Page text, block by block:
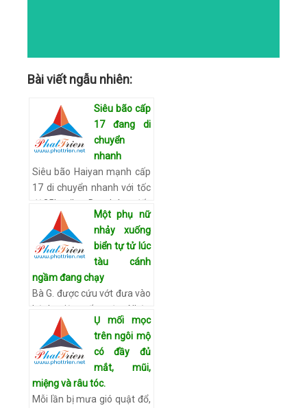
Bài viết ngẫu nhiên:
Siêu bão cấp
17 đang di
chuyển
nhanh
Siêu bão Haiyan mạnh cấp
17 di chuyển nhanh với tốc
độ35km/h. Dự báo đến
rạng sáng mai (9/11) bão
cách đảo Song Tử Tây
360km. Chiều nay Thủ
Xem chi tiết
Một phụ nữ
nhảy xuống
biển tự tử lúc
tàu cánh
ngầm đang chạy
Bà G. được cứu vớt đưa vào
bệnh viện cấp cứu Nhận
được thông tin của nhân
viên, thuyền trưởng tàu
Đổng Văn Danh đã nhanh
chóng thông báo cho các
cơ… Xem chi tiết
Ụ mối mọc
trên ngôi mộ
có đầy đủ
mắt, mũi,
miệng và râu tóc.
Mỗi lần bị mưa gió quật đổ,